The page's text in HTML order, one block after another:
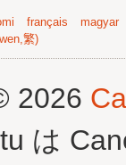
français
magyar
繁)
2026
は